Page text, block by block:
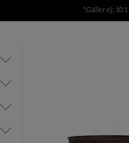
*Gäller ej: 101